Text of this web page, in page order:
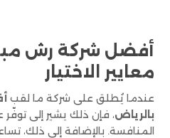
أفضل شركة رش
معايير الاختيار
عندما يُطلق على شركة ما لقب
بالرياض، فإن ذلك يشير إلى توفّر
المنافسة. بالإضافة إلى ذلك،